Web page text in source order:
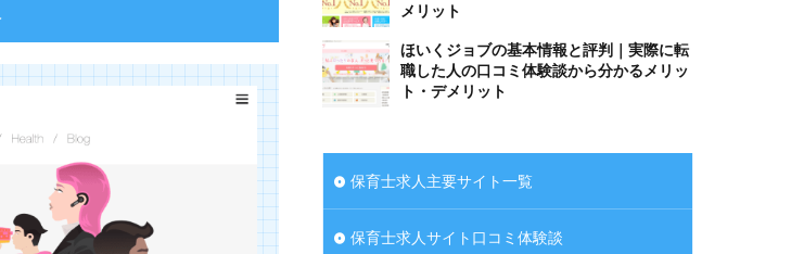
メリット
ほいくジョブの基本情報と評判｜実際に転
職した人の口コミ体験談から分かるメリッ
ト・デメリット
保育士求人主要サイト一覧
保育士求人サイト口コミ体験談